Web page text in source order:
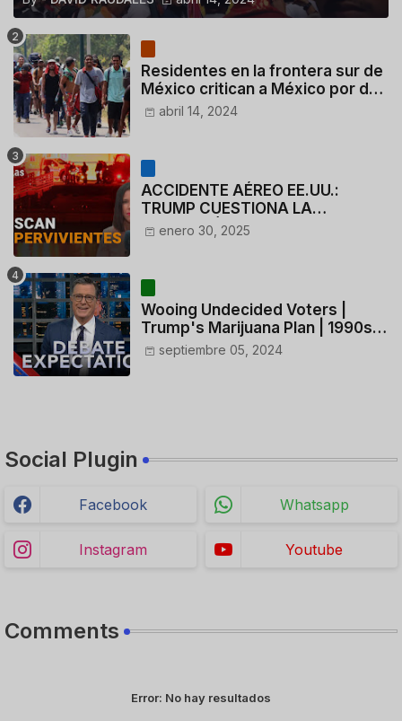
Residentes en la frontera sur de
México critican a México por dar
110 dólares a migrantes
abril 14, 2024
ACCIDENTE AÉREO EE.UU.:
TRUMP CUESTIONA LA
ACTUACIÓN DE LOS
enero 30, 2025
Wooing Undecided Voters |
Trump's Marijuana Plan | 1990s
Porn Expert Mark Robinson
septiembre 05, 2024
Social Plugin
Facebook Whatsapp
Instagram Youtube
Comments
Error: No hay resultados